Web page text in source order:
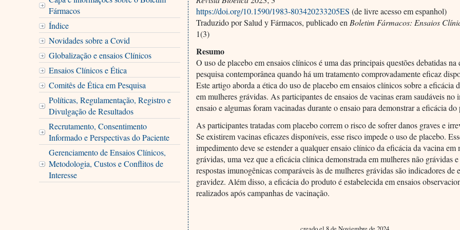
Fármacos
Índice
Novidades sobre a Covid
Globalização e ensaios Clínicos
Ensaios Clínicos e Ética
Comitês de Ética em Pesquisa
Políticas, Regulamentação, Registro e
Divulgação de Resultados
Recrutamento, Consentimento
Informado e Perspectivas do Paciente
Gerenciamento de Ensaios Clínicos,
Metodologia, Custos e Conflitos de
Interesse
https://doi.org/10.1590/1983-803420233205ES (de livre acesso em espanhol)
Traduzido por Salud y Fármacos, publicado enBoletim Fármacos: Ensaios
1(3)
Resumo
O uso de placebo em ensaios clínicos é uma das principais questões debatidas na
pesquisa contemporânea quando há um tratamento comprovadamente eficaz
Este artigo aborda a ética do uso de placebo em ensaios clínicos sobre a eficácia
em mulheres grávidas. As participantes de ensaios de vacinas eram saudáveis no
ensaio e algumas foram vacinadas durante o ensaio para demonstrar a eficácia
As participantes tratadas com placebo correm o risco de sofrer danos graves e
Se existirem vacinas eficazes disponíveis, esse risco impede o uso de placebo.
impedimento deve se estender a qualquer ensaio clínico da eficácia da vacina em
grávidas, uma vez que a eficácia clínica demonstrada em mulheres não grávidas e
respostas imunogênicas comparáveis às de mulheres grávidas são indicadores de
gravidez. Além disso, a eficácia do produto é estabelecida em ensaios
realizados após campanhas de vacinação.